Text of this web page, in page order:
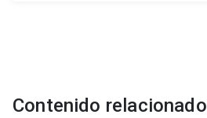
Contenido relacionado